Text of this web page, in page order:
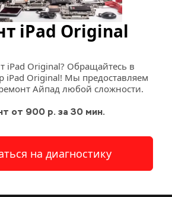
iPad Original
iPad Original? Обращайтесь в
iPad Original! Мы предоставляем
Айпад любой сложности.
от 900 р. за 30 мин.
на диагностику